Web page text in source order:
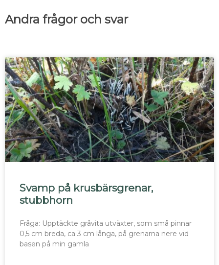
Andra frågor och svar
Svamp på krusbärsgrenar,
stubbhorn
Fråga: Upptäckte gråvita utväxter, som små pinnar
0,5 cm breda, ca 3 cm långa, på grenarna nere vid
basen på min gamla